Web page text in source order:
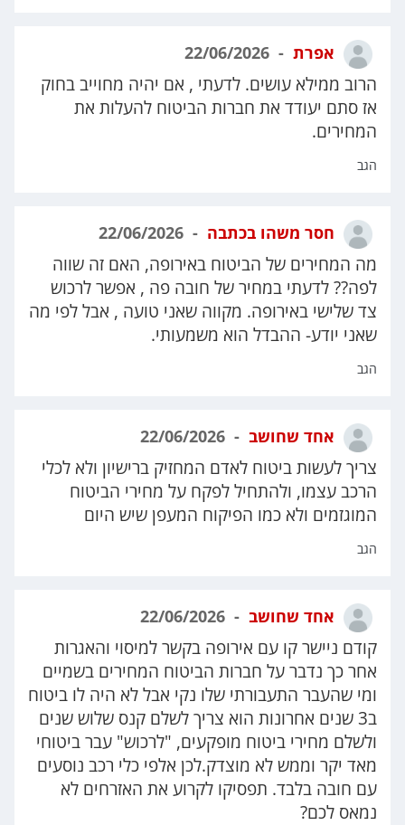
אפרת
הרוב ממילא עושים. לדעתי , אם יהיה מחוייב בחוק
אז סתם יעודד את חברות הביטוח להעלות את
המחירים.
הגב
חסר משהו בכתבה
מה המחירים של הביטוח באירופה, האם זה שווה
לפה?? לדעתי במחיר של חובה פה , אפשר לרכוש
צד שלישי באירופה. מקווה שאני טועה , אבל לפי מה
שאני יודע- ההבדל הוא משמעותי.
הגב
אחד שחושב
צריך לעשות ביטוח לאדם המחזיק ברישיון ולא לכלי
הרכב עצמו, ולהתחיל לפקח על מחירי הביטוח
המוגזמים ולא כמו הפיקוח המעפן שיש היום
הגב
אחד שחושב
קודם ניישר קו עם אירופה בקשר למיסוי והאגרות
אחר כך נדבר על חברות הביטוח המחירים בשמיים
ומי שהעבר התעבורתי שלו נקי אבל לא היה לו ביטוח
ב3 שנים אחרונות הוא צריך לשלם קנס שלוש שנים
ולשלם מחירי ביטוח מופקעים, "לרכוש" עבר ביטוחי
מאד יקר וממש לא מוצדק.לכן אלפי כלי רכב נוסעים
עם חובה בלבד. תפסיקו לקרוע את האזרחים לא
נמאס לכם?